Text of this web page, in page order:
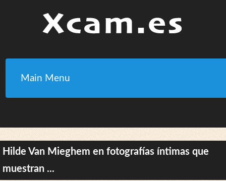
Main Menu
Hilde Van Mieghem en fotografías íntimas que
muestran ...